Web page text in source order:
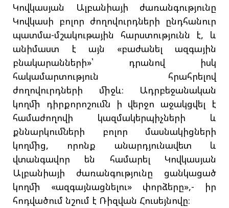
Կովկասյան Ալբանիայի ժառանգությունը
Կովկասի բոլոր ժողովուրդների ընդհանուր
պատմա-մշակութային հարստությունն է, և
անիմաստ է այն «բաժանել ազգային
բնակարանների»՝ դրանով իսկ
հակամարտություն հրահրելով
ժողովուրդների միջև։ Ադրբեջանական
կողմի դիրքորոշումն ի վերջո աջակցվել է
համաժողովի կազմակերպիչների և
քննարկումների բոլոր մասնակիցների
կողմից, որոնք անարդյունավետ և
վտանգավոր են համարել Կովկասյան
Ալբանիայի ժառանգությունը ցանկացած
կողմի «ազգայնացնելու» փորձերը»,- իր
հոդվածում նշում է Ռիզվան Հուսեյնովը։